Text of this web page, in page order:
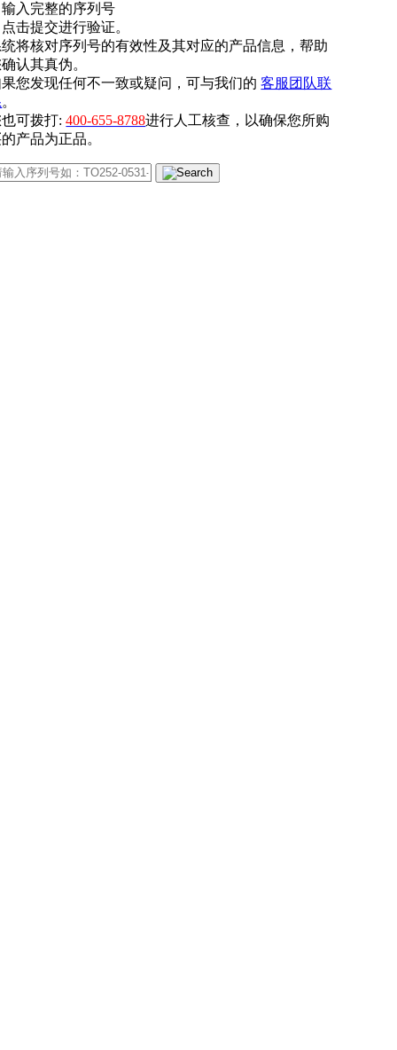
输入完整的序列号
点击提交进行验证。
将核对序列号的有效性及其对应的产品信息，帮助
认其真伪。
您发现任何不一致或疑问，可与我们的客服团队联
。
也可拨打:400-655-8788进行人工核查，以确保您所购
产品为正品。